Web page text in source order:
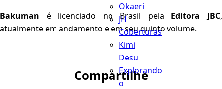
Okaeri
JH
Coberturas
Kimi
Desu
Explorando
o
Bakuman é licenciado no Brasil pela Editora JBC,
atualmente em andamento e em seu quinto volume.
Compartilhe